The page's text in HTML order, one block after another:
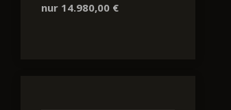
nur 14.980,00 €